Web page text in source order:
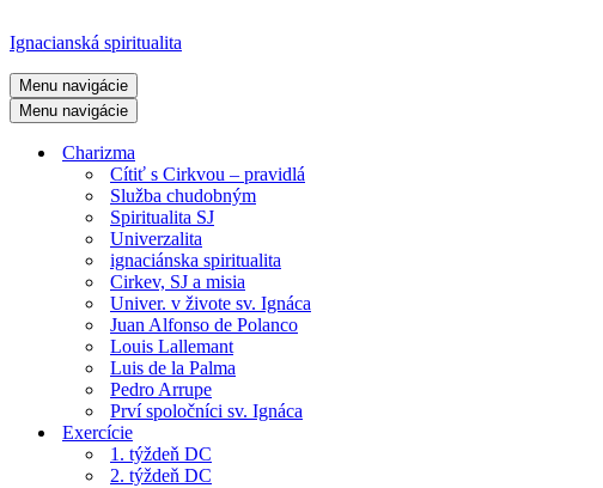
Ignacianská spiritualita
Menu navigácie
Menu navigácie
Charizma
Cítiť s Cirkvou – pravidlá
Služba chudobným
Spiritualita SJ
Univerzalita
ignaciánska spiritualita
Cirkev, SJ a misia
Univer. v živote sv. Ignáca
Juan Alfonso de Polanco
Louis Lallemant
Luis de la Palma
Pedro Arrupe
Prví spoločníci sv. Ignáca
Exercície
1. týždeň DC
2. týždeň DC